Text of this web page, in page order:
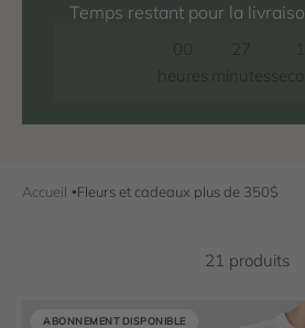
Temps restant pour la
00
heures
27
minutes
Accueil Fleurs et cadeaux plus de 350$
21 produits
ABONNEMENT DISPONIBLE
ABONNEMENT DISPONIBLE